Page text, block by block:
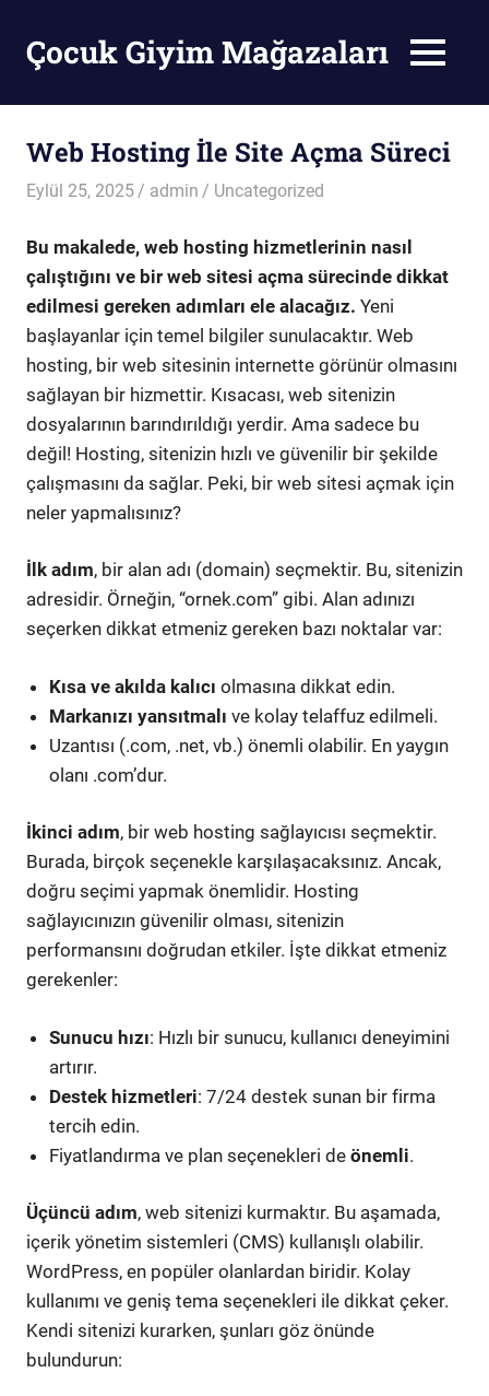
contentÇocuk Giyim Mağazaları
Mağazaları
MENU
Web Hosting İle Site Açma Süreci
Eylül 25, 2025 admin Uncategorized
Bu makalede, web hosting hizmetlerinin nasıl
çalıştığını ve bir web sitesi açma sürecinde dikkat
edilmesi gereken adımları ele alacağız. Yeni
başlayanlar için temel bilgiler sunulacaktır. Web
hosting, bir web sitesinin internette görünür olmasını
sağlayan bir hizmettir. Kısacası, web sitenizin
dosyalarının barındırıldığı yerdir. Ama sadece bu
değil! Hosting, sitenizin hızlı ve güvenilir bir şekilde
çalışmasını da sağlar. Peki, bir web sitesi açmak için
neler yapmalısınız?
İlk adım, bir alan adı (domain) seçmektir. Bu, sitenizin
adresidir. Örneğin, “ornek.com” gibi. Alan adınızı
seçerken dikkat etmeniz gereken bazı noktalar var:
Kısa ve akılda kalıcı olmasına dikkat edin.
Markanızı yansıtmalı ve kolay telaffuz edilmeli.
Uzantısı (.com, .net, vb.) önemli olabilir. En yaygın
olanı .com’dur.
İkinci adım, bir web hosting sağlayıcısı seçmektir.
Burada, birçok seçenekle karşılaşacaksınız. Ancak,
doğru seçimi yapmak önemlidir. Hosting
sağlayıcınızın güvenilir olması, sitenizin
performansını doğrudan etkiler. İşte dikkat etmeniz
gerekenler:
Sunucu hızı: Hızlı bir sunucu, kullanıcı deneyimini
artırır.
Destek hizmetleri: 7/24 destek sunan bir firma
tercih edin.
Fiyatlandırma ve plan seçenekleri deönemli.
Üçüncü adım, web sitenizi kurmaktır. Bu aşamada,
içerik yönetim sistemleri (CMS) kullanışlı olabilir.
WordPress, en popüler olanlardan biridir. Kolay
kullanımı ve geniş tema seçenekleri ile dikkat çeker.
Kendi sitenizi kurarken, şunları göz önünde
bulundurun: